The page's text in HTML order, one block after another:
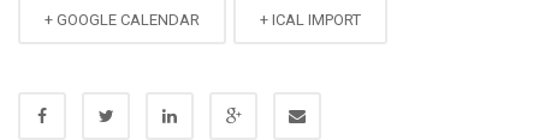
+ GOOGLE CALENDAR + ICAL IMPORT